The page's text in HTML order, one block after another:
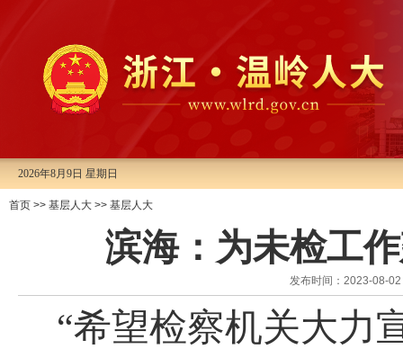
2026年8月9日 星期日
首页 >> 基层人大 >> 基层人大
滨海：为未检工
发布时间：2023-08-
“希望检察机关大力